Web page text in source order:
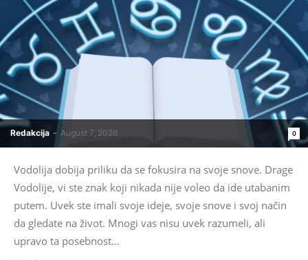
Redakcija - August 7, 2026 0
Vodolija dobija priliku da se fokusira na svoje snove. Drage
Vodolije, vi ste znak koji nikada nije voleo da ide utabanim
putem. Uvek ste imali svoje ideje, svoje snove i svoj način
da gledate na život. Mnogi vas nisu uvek razumeli, ali
upravo ta posebnost...